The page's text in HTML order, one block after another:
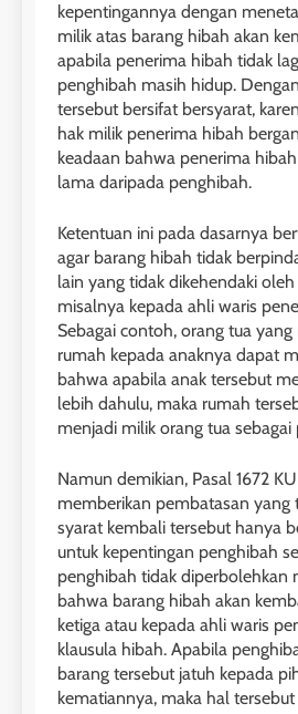
kepentingannya dengan
milik atas barang hibah akan
apabila penerima hibah tidak
penghibah masih hidup.
tersebut bersifat bersyarat,
hak milik penerima hibah
keadaan bahwa penerima
lama daripada penghibah.
Ketentuan ini pada dasarnya
agar barang hibah tidak
lain yang tidak dikehendaki
misalnya kepada ahli waris
Sebagai contoh, orang tua
rumah kepada anaknya dapat
bahwa apabila anak tersebut
lebih dahulu, maka rumah
menjadi milik orang tua sebagai
Namun demikian, Pasal 1672
memberikan pembatasan yang
syarat kembali tersebut hanya
untuk kepentingan penghibah
penghibah tidak diperbolehkan
bahwa barang hibah akan
ketiga atau kepada ahli waris
klausula hibah. Apabila
barang tersebut jatuh kepada
kematiannya, maka hal